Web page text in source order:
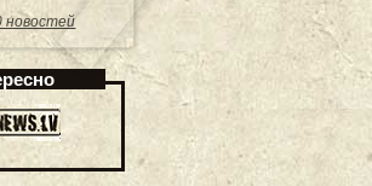
новостей